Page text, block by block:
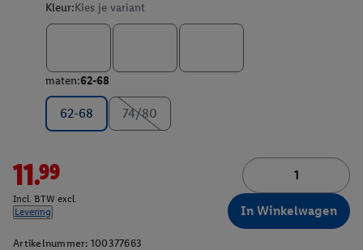
Kleur:Kies je variant
maten:62-68
62-68 74/80
11.99
Incl. BTW excl.
Levering
In Winkelwagen
Artikelnummer: 100377663